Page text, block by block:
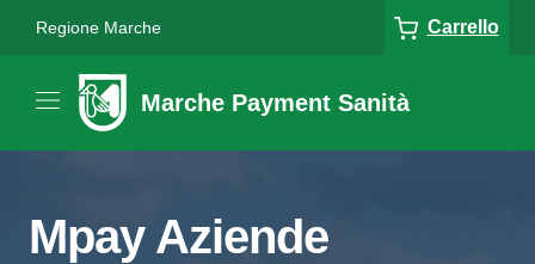
Regione Marche Carrello
Marche Payment Sanità
Mpay Aziende